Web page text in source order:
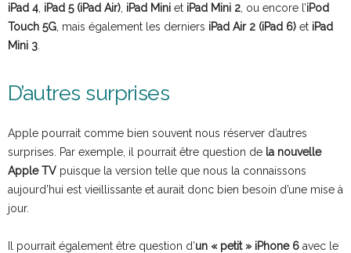
iPad 4 iPad 5 (iPad Air) iPad Mini et iPad Mini 2 , ou encore l’iPod
Touch 5G , mais également les derniers iPad Air 2 (iPad 6) et iPad
Mini 3
D’autres surprises
Apple pourrait comme bien souvent nous réserver d’autres
surprises. Par exemple, il pourrait être question de la nouvelle
Apple TV puisque la version telle que nous la connaissons
aujourd’hui est vieillissante et aurait donc bien besoin d’une mise à
jour.
Il pourrait également être question d’un « petit » iPhone 6 avec le